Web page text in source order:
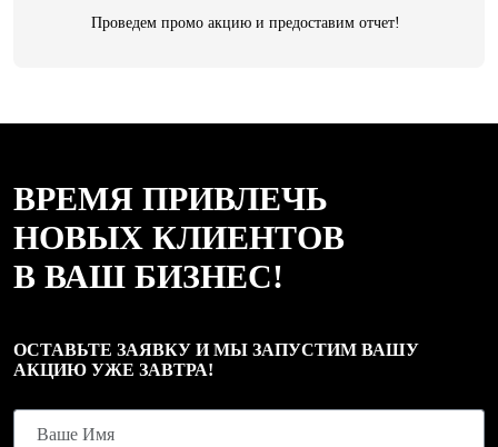
Проведем промо акцию и предоставим отчет!
ВРЕМЯ ПРИВЛЕЧЬ
НОВЫХ КЛИЕНТОВ
В ВАШ БИЗНЕС!
ОСТАВЬТЕ ЗАЯВКУ И МЫ ЗАПУСТИМ ВАШУ
АКЦИЮ УЖЕ ЗАВТРА!